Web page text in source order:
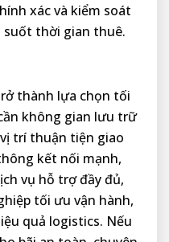
xác và kiểm soát
suốt thời gian thuê.
thành lựa chọn tối
không gian lưu trữ
trí thuận tiện giao
kết nối mạnh,
vụ hỗ trợ đầy đủ,
tối ưu vận hành,
quả logistics. Nếu